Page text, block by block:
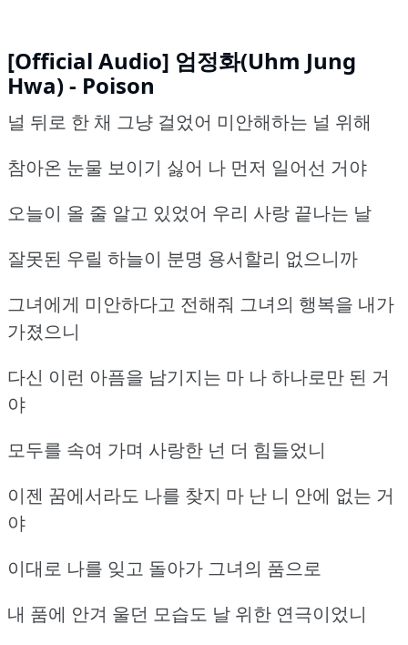
[Official Audio] 엄정화(Uhm Jung
Hwa) - Poison
널 뒤로 한 채 그냥 걸었어 미안해하는 널 위해
참아온 눈물 보이기 싫어 나 먼저 일어선 거야
오늘이 올 줄 알고 있었어 우리 사랑 끝나는 날
잘못된 우릴 하늘이 분명 용서할리 없으니까
그녀에게 미안하다고 전해줘 그녀의 행복을 내가
가졌으니
다신 이런 아픔을 남기지는 마 나 하나로만 된 거
야
모두를 속여 가며 사랑한 넌 더 힘들었니
이젠 꿈에서라도 나를 찾지 마 난 니 안에 없는 거
야
이대로 나를 잊고 돌아가 그녀의 품으로
내 품에 안겨 울던 모습도 날 위한 연극이었니